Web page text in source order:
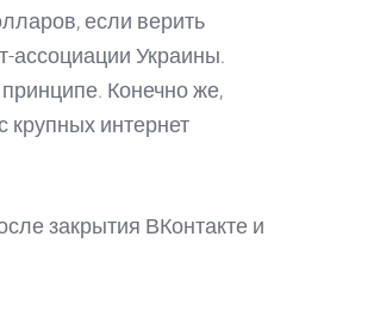
если верить
ассоциации Украины.
Конечно же,
крупных интернет
закрытия ВКонтакте и